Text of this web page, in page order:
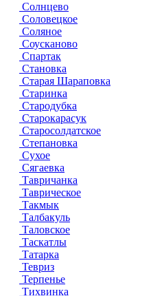
Солнцево
Соловецкое
Соляное
Соусканово
Спартак
Становка
Старая Шараповка
Старинка
Стародубка
Старокарасук
Старосолдатское
Степановка
Сухое
Сягаевка
Тавричанка
Таврическое
Такмык
Талбакуль
Таловское
Таскатлы
Татарка
Тевриз
Терпенье
Тихвинка